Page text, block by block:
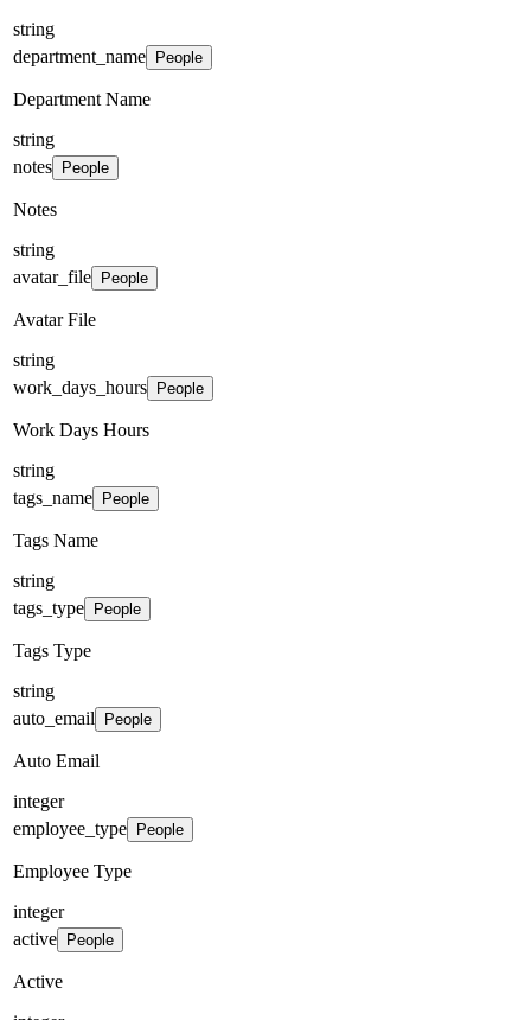
string
department_name
People
Department Name
string
notes
People
Notes
string
avatar_file
People
Avatar File
string
work_days_hours
People
Work Days Hours
string
tags_name
People
Tags Name
string
tags_type
People
Tags Type
string
auto_email
People
Auto Email
integer
employee_type
People
Employee Type
integer
active
People
Active